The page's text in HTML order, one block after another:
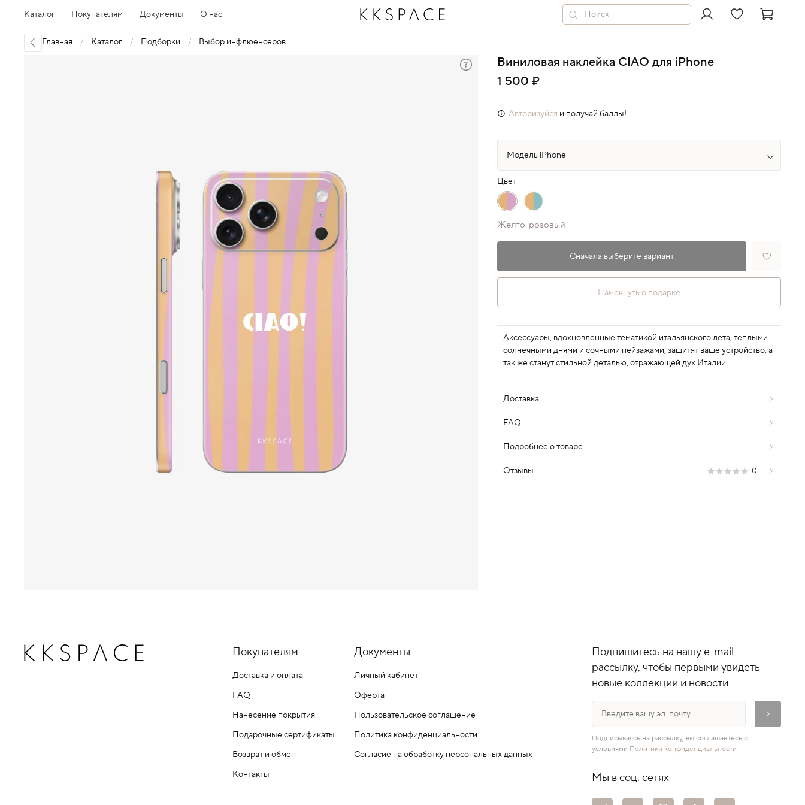
Каталог Покупателям Документы О нас
Главная Каталог Подборки Выбор инфлюенсеров
Виниловая наклейка CIAO для iPhone
1 500 ₽
Авторизуйся и получай баллы!
Сначала выберите вариант
Цвет
Желто-розовый
Намекнуть о подарке
Аксессуары, вдохновленные тематикой итальянского лета, теплыми
солнечными днями и сочными пейзажами, защитят ваше устройство, а
так же станут стильной деталью, отражающей дух Италии.
Доставка
FAQ
Подробнее о товаре
Отзывы 0
Покупателям
Доставка и оплата
FAQ
Нанесение покрытия
Подарочные сертификаты
Возврат и обмен
Контакты
Документы
Личный кабинет
Оферта
Пользовательское соглашение
Политика конфиденциальности
Согласие на обработку персональных данных
Подпишитесь на нашу e-mail
рассылку, чтобы первыми увидеть
новые коллекции и новости
Подписываясь на рассылку, вы соглашаетесь с
условиями Политики конфиденциальности
Мы в соц. сетях